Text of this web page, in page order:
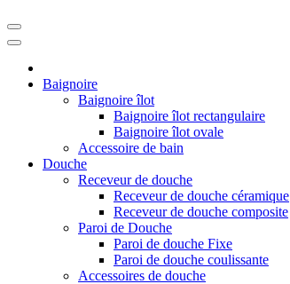
Baignoire
Baignoire îlot
Baignoire îlot rectangulaire
Baignoire îlot ovale
Accessoire de bain
Douche
Receveur de douche
Receveur de douche céramique
Receveur de douche composite
Paroi de Douche
Paroi de douche Fixe
Paroi de douche coulissante
Accessoires de douche